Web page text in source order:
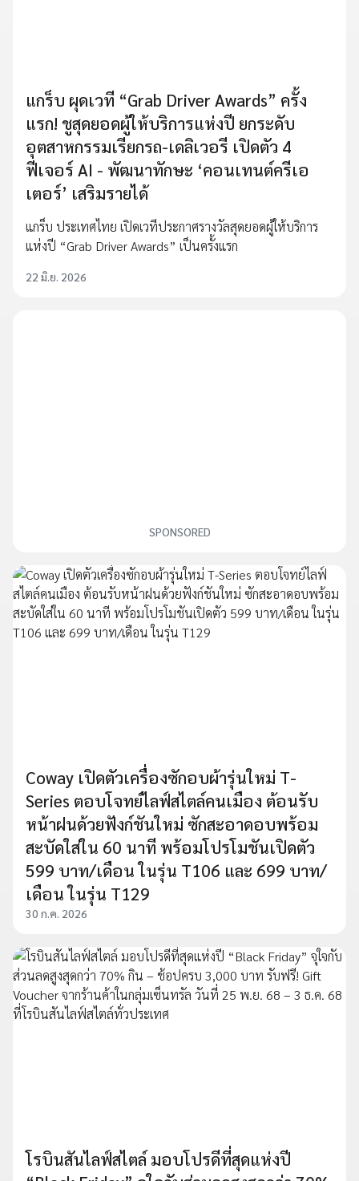
แกร็บ ผุดเวที “Grab Driver Awards” ครั้ง
แรก! ชูสุดยอดผู้ให้บริการแห่งปี ยกระดับ
อุตสาหกรรมเรียกรถ-เดลิเวอรี เปิดตัว 4
ฟีเจอร์ AI - พัฒนาทักษะ ‘คอนเทนต์ครีเอ
เตอร์’ เสริมรายได้
แกร็บ ประเทศไทย เปิดเวทีประกาศรางวัลสุดยอดผู้ให้บริการ
แห่งปี “Grab Driver Awards” เป็นครั้งแรก
22 มิ.ย. 2026
SPONSORED
Coway เปิดตัวเครื่องซักอบผ้ารุ่นใหม่ T-
Series ตอบโจทย์ไลฟ์สไตล์คนเมือง ต้อนรับ
หน้าฝนด้วยฟังก์ชันใหม่ ซักสะอาดอบพร้อม
สะบัดใส่ใน 60 นาที พร้อมโปรโมชันเปิดตัว
599 บาท/เดือน ในรุ่น T106 และ 699 บาท/
เดือน ในรุ่น T129
30 ก.ค. 2026
โรบินสันไลฟ์สไตล์ มอบโปรดีที่สุดแห่งปี